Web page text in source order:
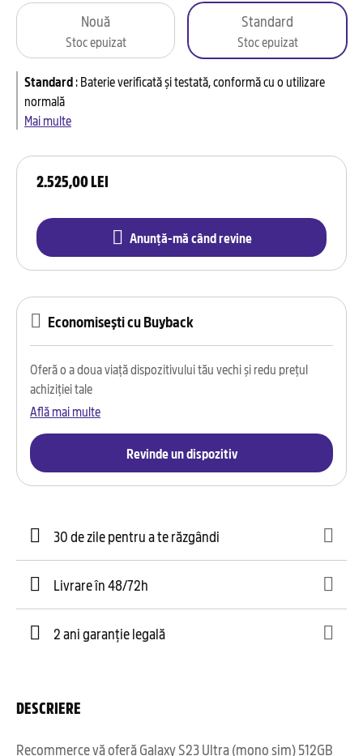
2.525,00 LEI
Anunță-mă când revine
Nouă
Stoc epuizat
Standard
Stoc epuizat
Standard:Baterie verificată și testată, conformă cu o utilizare
normală
Mai multe
Economisești cu Buyback
Oferă o a doua viață dispozitivului tău vechi și redu prețul
achiziției tale
Află mai multe
Revinde un dispozitiv
30 de zile pentru a te răzgândi
Livrare în 48/72h
2 ani garanție legală
DESCRIERE
Recommerce vă oferă Galaxy S23 Ultra (mono sim) 512GB